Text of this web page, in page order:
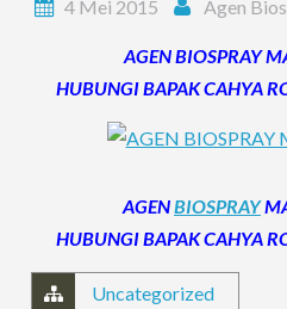
4 Mei 2015 Agen
AGEN BIOSPRAY
HUBUNGI BAPAK CAHYA
AGENBIOSPRAY
HUBUNGI BAPAK CAHYA
Uncategorized